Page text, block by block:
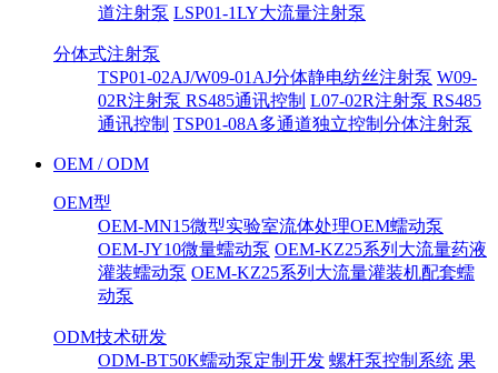
道注射泵 LSP01-1LY大流量注射泵
分体式注射泵
TSP01-02AJ/W09-01AJ分体静电纺丝注射泵 W09-
02R注射泵 RS485通讯控制 L07-02R注射泵 RS485
通讯控制 TSP01-08A多通道独立控制分体注射泵
OEM / ODM
OEM型
OEM-MN15微型实验室流体处理OEM蠕动泵
OEM-JY10微量蠕动泵 OEM-KZ25系列大流量药液
灌装蠕动泵 OEM-KZ25系列大流量灌装机配套蠕
动泵
ODM技术研发
ODM-BT50K蠕动泵定制开发 螺杆泵控制系统 果